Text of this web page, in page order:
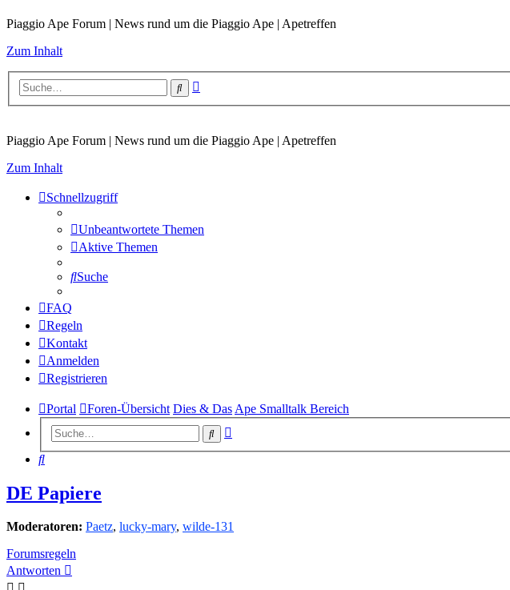
Piaggio Ape Forum | News rund um die Piaggio Ape | Apetreffen
Zum Inhalt
Suche
Piaggio Ape Forum | News rund um die Piaggio Ape | Apetreffen
Zum Inhalt
Schnellzugriff
Unbeantwortete Themen
Aktive Themen
Suche
FAQ
Regeln
Kontakt
Anmelden
Registrieren
Portal Foren-Übersicht Dies & Das Ape Smalltalk Bereich
Suche
Suche
DE Papiere
Moderatoren: Paetz, lucky-mary, wilde-131
Forumsregeln
Antworten